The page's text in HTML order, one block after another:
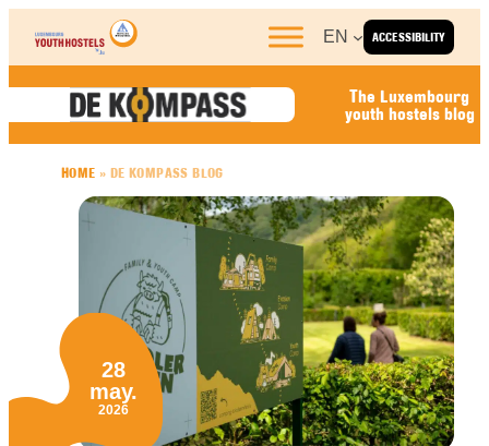
Skip to content
ACCESSIBILITY
EN
The Luxembourg
youth hostels blog
HOME » DE KOMPASS BLOG
28
may.
2026